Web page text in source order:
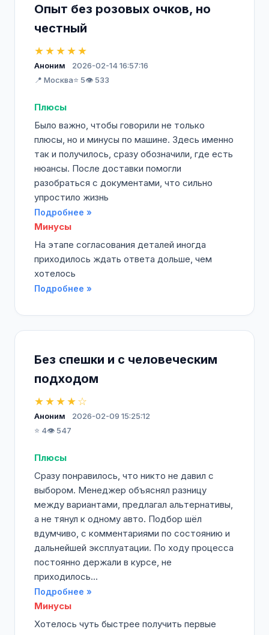
Опыт без розовых очков, но
честный
★★★★★
Аноним
2026-02-14 16:57:16
📍 Москва⭐ 5👁️ 533
Плюсы
Было важно, чтобы говорили не только
плюсы, но и минусы по машине. Здесь именно
так и получилось, сразу обозначили, где есть
нюансы. После доставки помогли
разобраться с документами, что сильно
упростило жизнь
Подробнее »
Минусы
На этапе согласования деталей иногда
приходилось ждать ответа дольше, чем
хотелось
Подробнее »
Без спешки и с человеческим
подходом
★★★★☆
Аноним
2026-02-09 15:25:12
⭐ 4👁️ 547
Плюсы
Сразу понравилось, что никто не давил с
выбором. Менеджер объяснял разницу
между вариантами, предлагал альтернативы,
а не тянул к одному авто. Подбор шёл
вдумчиво, с комментариями по состоянию и
дальнейшей эксплуатации. По ходу процесса
постоянно держали в курсе, не
приходилось...
Подробнее »
Минусы
Хотелось чуть быстрее получить первые